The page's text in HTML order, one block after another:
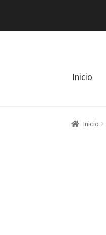
Inicio
Inicio